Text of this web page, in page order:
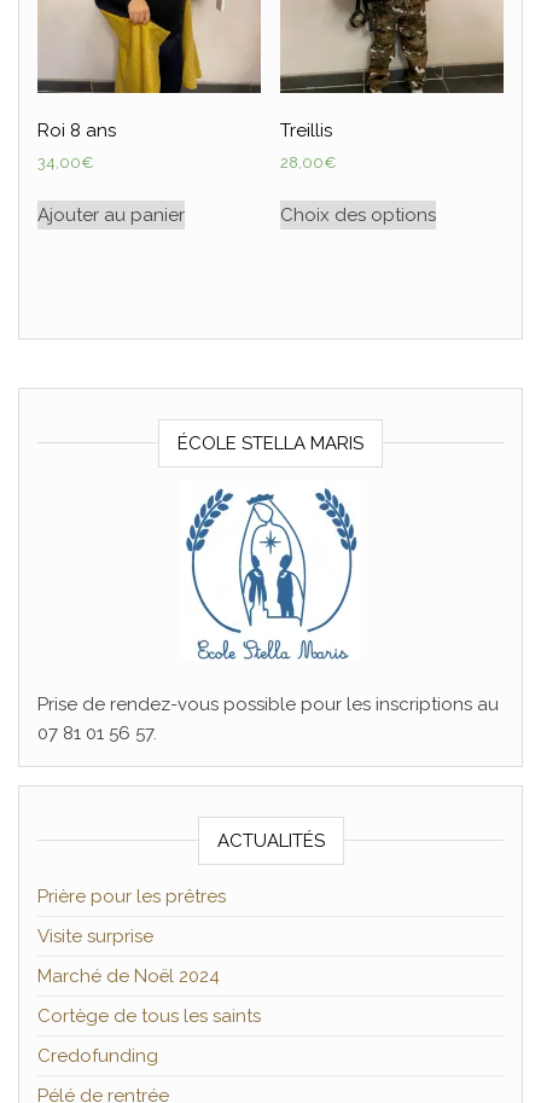
Roi 8 ans
34,00€
Ajouter au panier
Treillis
28,00€
Choix des options
ÉCOLE STELLA MARIS
Prise de rendez-vous possible pour les inscriptions au
07 81 01 56 57.
ACTUALITÉS
Prière pour les prêtres
Visite surprise
Marché de Noël 2024
Cortège de tous les saints
Credofunding
Pélé de rentrée